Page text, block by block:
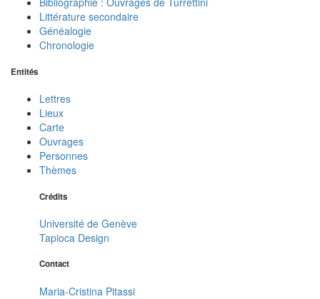
Littérature secondaire
Généalogie
Chronologie
Entités
Lettres
Lieux
Carte
Ouvrages
Personnes
Thèmes
Crédits
Université de Genève
Tapioca Design
Contact
Maria-Cristina Pitassi